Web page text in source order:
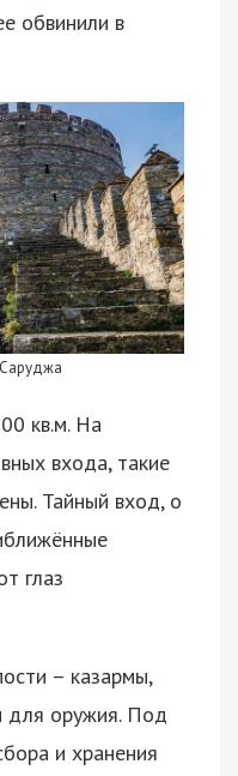
обвинили в
кв.м. На
входа, такие
Тайный вход, о
глаз
– казармы,
для оружия. Под
и хранения